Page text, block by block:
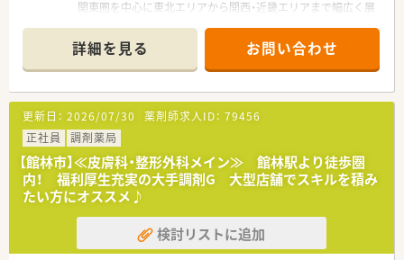
関東圏を中心に東北エリアから関西・近畿エリアまで幅広く展
幅広い年齢層の方が活躍されています。
定着率も高く、安定志向の方におすすめです。
■充実の研修制度
基礎～キャリアアップにつながる知識研鑚まで、しっかり身に
つけられる体制です。
■キャリアアップ
薬局長・エリアマネージャーを始め、その方の適性によっては
医療モールの企画開発部門など、様々なジャンルへ挑戦できるフ
ィールドがあります。
自分のペースで、着実に成長していきたいと考える方に特にオ
ススメの企業です。
■スキルアップ
クリニック受けの店舗をメインに展開しており、ご自分のペー
スでスキルアップできる環境です。
詳細を見る お問い合わせ
更新日： 2026/07/30 薬剤師求人ID： 79456
正社員
調剤薬局
【館林市】≪皮膚科・整形外科メイン≫ 館林駅より徒歩圏
内！ 福利厚生充実の大手調剤G 大型店舗でスキルを積み
たい方にオススメ♪
検討リストに追加